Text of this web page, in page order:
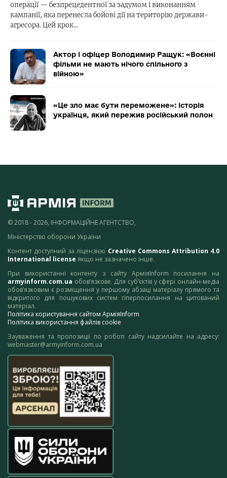
операції — безпрецедентної за задумом і виконанням
кампанії, яка перенесла бойові дії на територію держави-
агресора. Цей крок…
Актор і офіцер Володимир Ращук: «Воєнні
фільми не мають нічого спільного з
війною»
«Це зло має бути переможене»: історія
українця, який пережив російський полон
© 2018 - 2026, ІНФОРМАЦІЙНЕ АГЕНТСТВО,
Міністерство оборони України
Контент доступний за ліцензією Creative Commons Attribution 4.0
International license якщо не зазначено інше.
При використанні контенту з сайту АрміяInform посилання на
armyinform.com.ua обов’язкове. Для суб’єктів у сфері онлайн-медіа
обов’язковим є розміщення у першому абзаці матеріалу прямого та
відкритого для пошукових систем гіперпосилання на цитований
матеріал.
Політика користування сайтом АрміяInform
Політика використання файлів cookie
Зауваження та пропозиції по роботі сайту надсилайте на адресу:
webmaster@armyinform.com.ua